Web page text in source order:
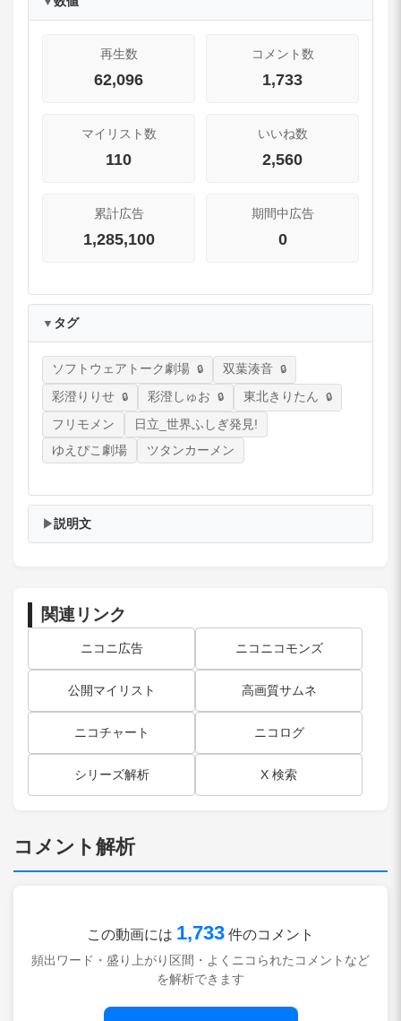
再生数
62,096
コメント数
1,733
マイリスト数
110
いいね数
2,560
累計広告
1,285,100
期間中広告
0
▼ タグ
ソフトウェアトーク劇場
双葉湊音
彩澄りりせ
彩澄しゅお
東北きりたん
フリモメン
日立_世界ふしぎ発見!
ゆえぴこ劇場
ツタンカーメン
▶説明文
関連リンク
ニコニ広告 ニコニコモンズ
公開マイリスト 高画質サムネ
ニコチャート ニコログ
シリーズ解析 X 検索
コメント解析
この動画には 1,733 件のコメント
頻出ワード・盛り上がり区間・よくニコられたコメントなど
を解析できます